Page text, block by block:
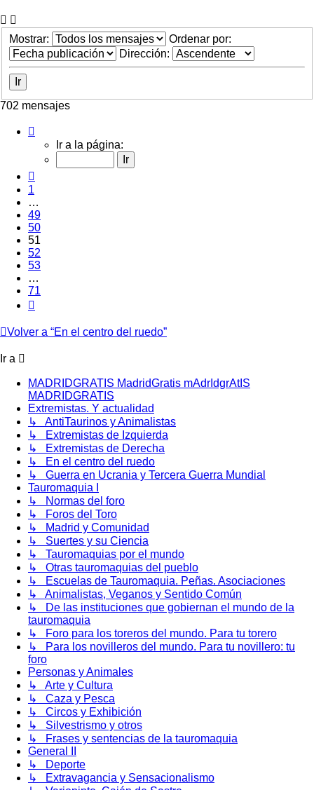
Mostrar:
Ordenar por:
Dirección:
702 mensajes
51
71
Ir a la página:
1
…
49
50
51
52
53
…
71
Volver a “En el centro del ruedo”
Ir a
MADRIDGRATIS MadridGratis mAdrIdgrAtIS
MADRIDGRATIS
Extremistas. Y actualidad
↳ AntiTaurinos y Animalistas
↳ Extremistas de Izquierda
↳ Extremistas de Derecha
↳ En el centro del ruedo
↳ Guerra en Ucrania y Tercera Guerra Mundial
Tauromaquia I
↳ Normas del foro
↳ Foros del Toro
↳ Madrid y Comunidad
↳ Suertes y su Ciencia
↳ Tauromaquias por el mundo
↳ Otras tauromaquias del pueblo
↳ Escuelas de Tauromaquia. Peñas. Asociaciones
↳ Animalistas, Veganos y Sentido Común
↳ De las instituciones que gobiernan el mundo de la
tauromaquia
↳ Foro para los toreros del mundo. Para tu torero
↳ Para los novilleros del mundo. Para tu novillero: tu
foro
Personas y Animales
↳ Arte y Cultura
↳ Caza y Pesca
↳ Circos y Exhibición
↳ Silvestrismo y otros
↳ Frases y sentencias de la tauromaquia
General II
↳ Deporte
↳ Extravagancia y Sensacionalismo